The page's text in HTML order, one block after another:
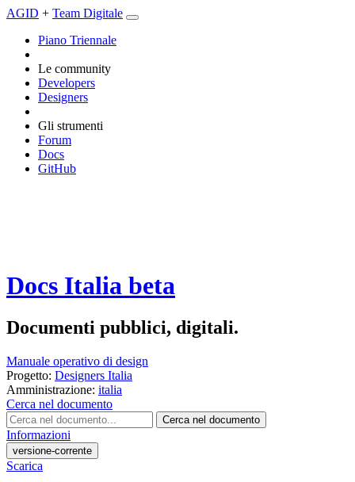
AGID + Team Digitale
Piano Triennale
Le community
Developers
Designers
Gli strumenti
Forum
Docs
GitHub
Docs Italia beta
Documenti pubblici, digitali.
Manuale operativo di design
Progetto: Designers Italia
Amministrazione: italia
Cerca nel documento
Cerca nel documento
Informazioni
versione-corrente
Scarica